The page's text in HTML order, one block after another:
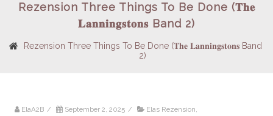
Rezension Three Things To Be Done (𝐓𝐡𝐞
𝐋𝐚𝐧𝐧𝐢𝐧𝐠𝐬𝐭𝐨𝐧𝐬 Band 2)
Rezension Three Things To Be Done (𝐓𝐡𝐞 𝐋𝐚𝐧𝐧𝐢𝐧𝐠𝐬𝐭𝐨𝐧𝐬 Band
2)
ElaA2B / September 2, 2025 / Elas Rezension,